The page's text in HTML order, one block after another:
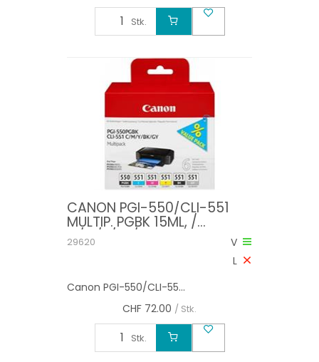
Stk.
CANON PGI-550/CLI-551
MULTIP. PGBK 15ML, /
C/M/Y/BK/GY 7ML PIXMA
IP8750,MG7150/MG6350
V
L
29620
Canon PGI-550/CLI-55...
CHF 72.00 / Stk.
Stk.